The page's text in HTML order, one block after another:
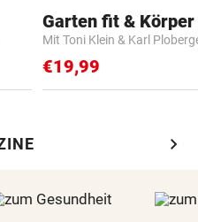
Garten fit &
Mit Toni Klein & Karl
€19,99
chevron_right